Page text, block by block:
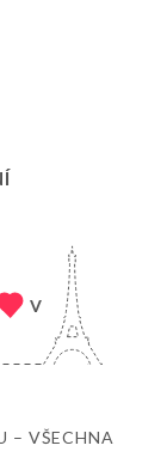
– VŠECHNA
V